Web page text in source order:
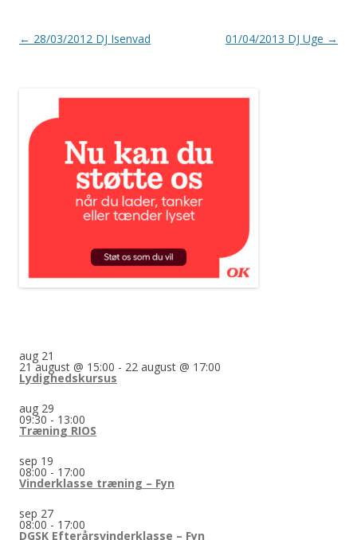
Indlægsnavigation
← 28/03/2012 DJ Isenvad 01/04/2013 DJ Uge →
aug 21
21 august @ 15:00 - 22 august @ 17:00
Lydighedskursus
aug 29
09:30 - 13:00
Træning RIOS
sep 19
08:00 - 17:00
Vinderklasse træning – Fyn
sep 27
08:00 - 17:00
DGSK Efterårsvinderklasse – Fyn